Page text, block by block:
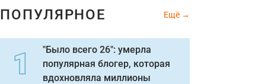
ПОПУЛЯРНОЕ Ещё
"Было всего 26": умерла
популярная блогер, которая
вдохновляла миллионы